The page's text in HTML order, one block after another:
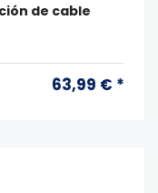
de cable
63,99 € *